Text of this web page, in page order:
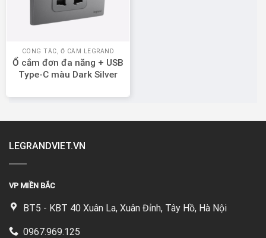
CÔNG TẮC, Ổ CẮM LEGRAND
Ổ cắm đơn đa năng + USB
Type-C màu Dark Silver
281125DS
LEGRANDVIET.VN
VP MIỀN BẮC
BT5 - KBT 40 Xuân La, Xuân Đỉnh, Tây Hồ, Hà Nội
0967.969.125